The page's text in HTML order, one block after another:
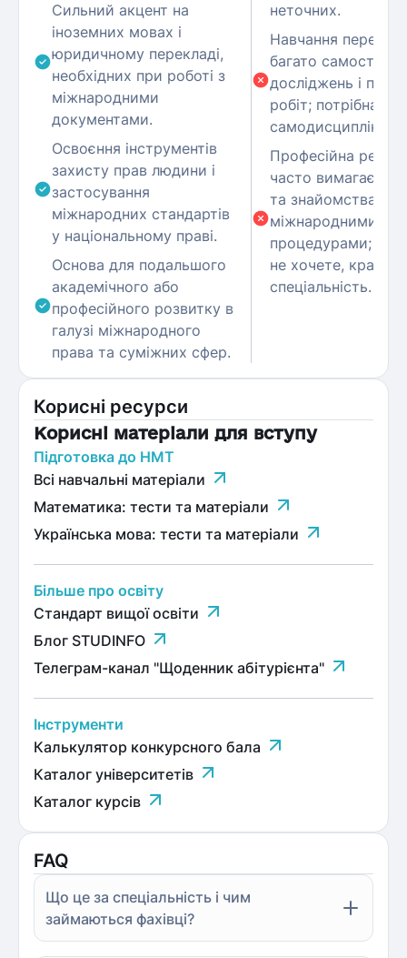
Сильний акцент на
іноземних мовах і
юридичному перекладі,
необхідних при роботі з
міжнародними
документами.
Освоєння інструментів
захисту прав людини і
застосування
міжнародних стандартів
у національному праві.
Основа для подальшого
академічного або
професійного розвитку в
галузі міжнародного
права та суміжних сфер.
неточних.
Навчання
багато
досліджень і
робіт; потрібна
самодисципліна.
Професійна
часто вимагає
та знайомства з
міжнародними
процедурами;
не хочете, краще
спеціальність.
Корисні ресурси
Корисні матеріали для вступу
Підготовка до НМТ
Всі навчальні матеріали
Математика: тести та матеріали
Українська мова: тести та матеріали
Більше про освіту
Стандарт вищої освіти
Блог STUDINFO
Телеграм-канал "Щоденник абітурієнта"
Інструменти
Калькулятор конкурсного бала
Каталог університетів
Каталог курсів
FAQ
Що це за спеціальність і чим
займаються фахівці?